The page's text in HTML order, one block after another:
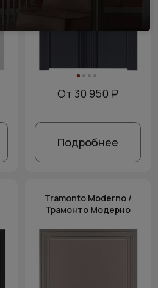
От 30 950 ₽
Подробнее
Tramonto Moderno /
Трамонто Модерно